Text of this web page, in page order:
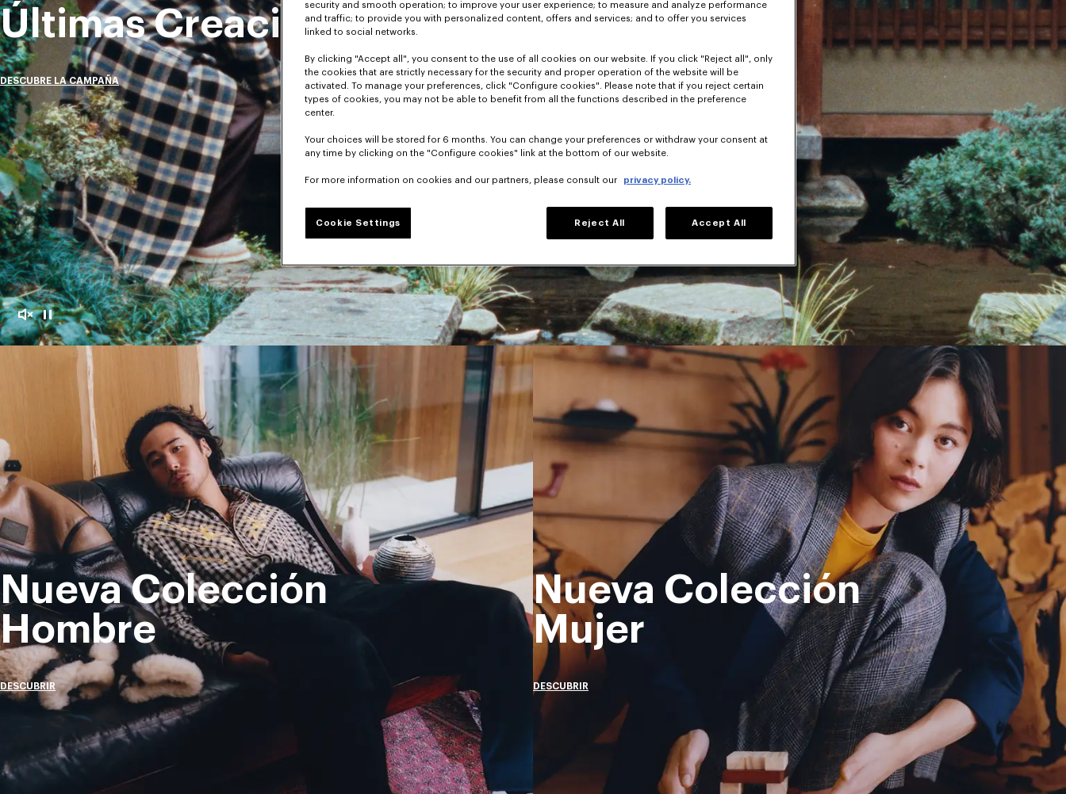
Mudo
Pausa
Últimas Creaciones
DESCUBRE LA CAMPAÑA
Nueva Colección
Hombre
DESCUBRIR
Nueva Colección
Mujer
DESCUBRIR
security and smooth operation; to improve your user experience; to measure and analyze performance
and traffic; to provide you with personalized content, offers and services; and to offer you services
linked to social networks.
By clicking "Accept all", you consent to the use of all cookies on our website. If you click "Reject all", only
the cookies that are strictly necessary for the security and proper operation of the website will be
activated. To manage your preferences, click "Configure cookies". Please note that if you reject certain
types of cookies, you may not be able to benefit from all the functions described in the preference
center.
Your choices will be stored for 6 months. You can change your preferences or withdraw your consent at
any time by clicking on the "Configure cookies" link at the bottom of our website.
For more information on cookies and our partners, please consult our privacy policy.
Cookie Settings Reject All Accept All